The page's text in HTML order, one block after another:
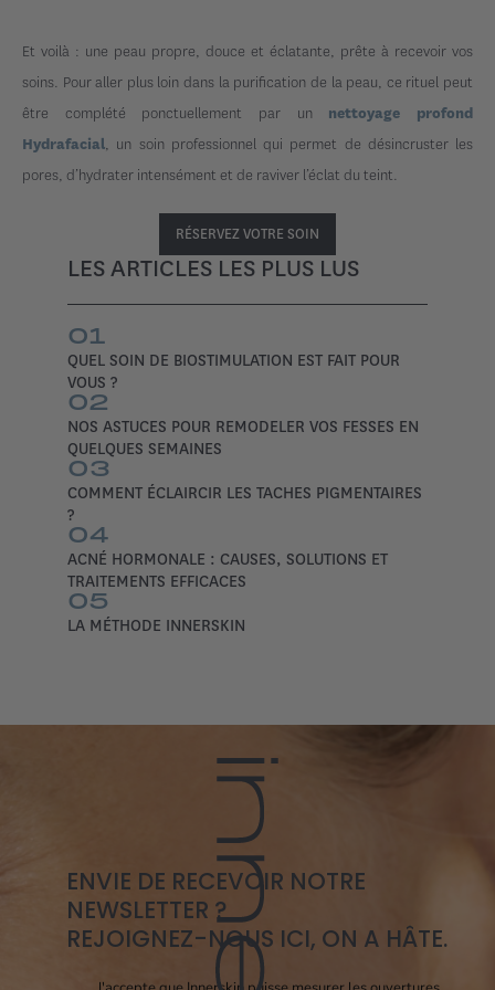
Et voilà : une peau propre, douce et éclatante, prête à recevoir vos
soins. Pour aller plus loin dans la purification de la peau, ce rituel peut
être complété ponctuellement par un nettoyage profond
Hydrafacial, un soin professionnel qui permet de désincruster les
pores, d’hydrater intensément et de raviver l’éclat du teint.
RÉSERVEZ VOTRE SOIN
LES ARTICLES LES PLUS LUS
01
QUEL SOIN DE BIOSTIMULATION EST FAIT POUR
VOUS ?
02
NOS ASTUCES POUR REMODELER VOS FESSES EN
QUELQUES SEMAINES
03
COMMENT ÉCLAIRCIR LES TACHES PIGMENTAIRES
?
04
ACNÉ HORMONALE : CAUSES, SOLUTIONS ET
TRAITEMENTS EFFICACES
05
LA MÉTHODE INNERSKIN
ENVIE DE RECEVOIR NOTRE
NEWSLETTER ?
REJOIGNEZ-NOUS ICI, ON A HÂTE.
Consent pixel openi